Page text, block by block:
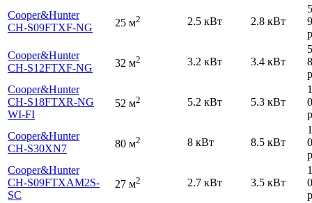
Cooper&Hunter
CH-S09FTXF-NG
25 м2 2.5 кВт 2.8 кВт
Cooper&Hunter
CH-S12FTXF-NG
32 м2 3.2 кВт 3.4 кВт
Cooper&Hunter
CH-S18FTXR-NG
WI-FI
52 м2 5.2 кВт 5.3 кВт
Cooper&Hunter
CH-S30XN7
80 м2 8 кВт 8.5 кВт
Cooper&Hunter
CH-S09FTXAM2S-
SC
27 м2 2.7 кВт 3.5 кВт